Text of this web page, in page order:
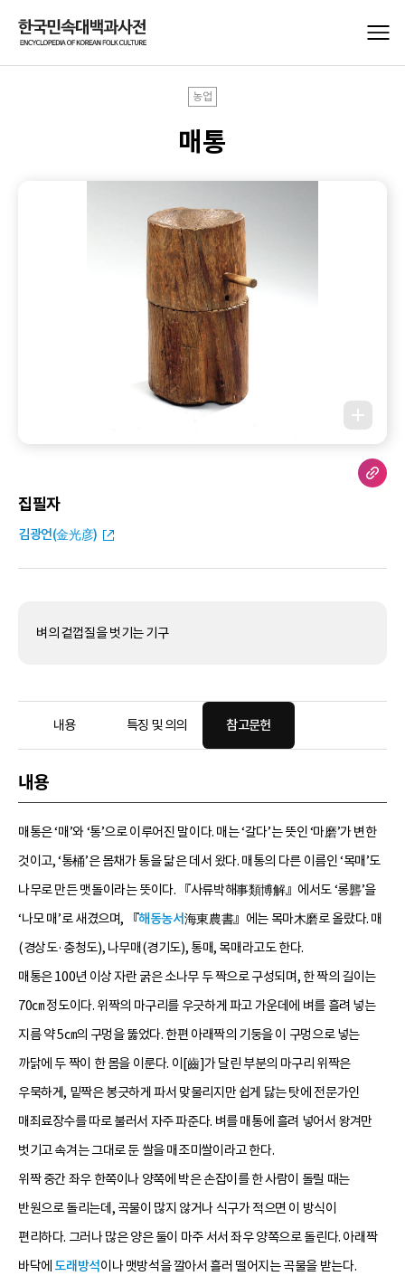
농업
매통
집필자
김광언(金光彦)
벼의 겉껍질을 벗기는 기구
내용 특징 및 의의 참고문헌
내용
매통은 ‘매’와 ‘통’으로 이루어진 말이다. 매는 ‘갈다’는 뜻인 ‘마磨’가 변한
것이고, ‘통桶’은 몸채가 통을 닮은 데서 왔다. 매통의 다른 이름인 ‘목매’도
나무로 만든 맷돌이라는 뜻이다. 『사류박해事類博解』에서도 ‘롱礱’을
‘나모 매’로 새겼으며, 『해동농서海東農書』에는 목마木磨로 올랐다. 매
(경상도·충청도), 나무매(경기도), 통매, 목매라고도 한다.
매통은 100년 이상 자란 굵은 소나무 두 짝으로 구성되며, 한 짝의 길이는
70㎝ 정도이다. 위짝의 마구리를 우긋하게 파고 가운데에 벼를 흘려 넣는
지름 약 5㎝의 구멍을 뚫었다. 한편 아래짝의 기둥을 이 구멍으로 넣는
까닭에 두 짝이 한 몸을 이룬다. 이[齒]가 달린 부분의 마구리 위짝은
우묵하게, 밑짝은 봉긋하게 파서 맞물리지만 쉽게 닳는 탓에 전문가인
매죄료장수를 따로 불러서 자주 파준다. 벼를 매통에 흘려 넣어서 왕겨만
벗기고 속겨는 그대로 둔 쌀을 매조미쌀이라고 한다.
위짝 중간 좌우 한쪽이나 양쪽에 박은 손잡이를 한 사람이 돌릴 때는
반원으로 돌리는데, 곡물이 많지 않거나 식구가 적으면 이 방식이
편리하다. 그러나 많은 양은 둘이 마주 서서 좌우 양쪽으로 돌린다. 아래짝
바닥에 도래방석이나 맷방석을 깔아서 흘러 떨어지는 곡물을 받는다.